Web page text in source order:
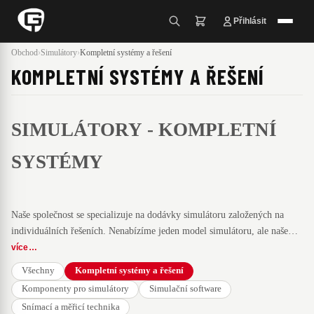
Přihlásit
Obchod›Simulátory›Kompletní systémy a řešení
KOMPLETNÍ SYSTÉMY A ŘEŠENÍ
SIMULÁTORY - KOMPLETNÍ
SYSTÉMY
Naše společnost se specializuje na dodávky simulátoru založených na
individuálních řešeních. Nenabízíme jeden model simulátoru, ale naše
řešení jsou modulární a vždy dodávaná na míru.
Můžete se podívat do sekce, kde nabízíme jednotlivé
kterých tvoříme funkční celky, nebo které si můžete od nás zakoupit
jednotlivě a vlastní simulátorové řešení si můžete zhotovit vlastními
silami.
více …
Všechny
Kompletní systémy a řešení
Komponenty pro simulátory
Simulační software
Snímací a měřicí technika